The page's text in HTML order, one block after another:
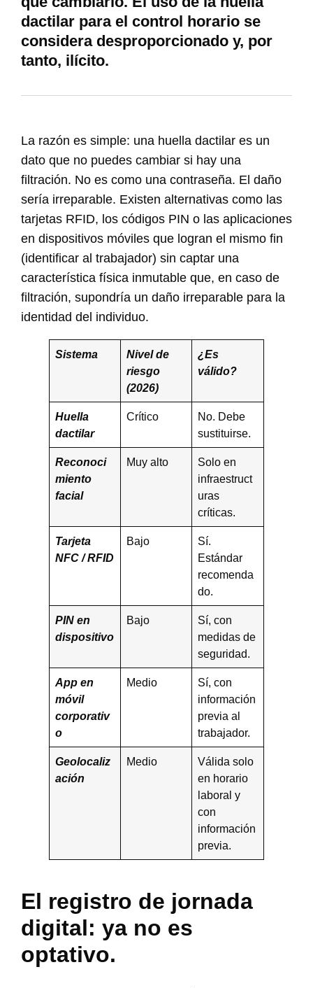
dactilar para el control horario se
considera desproporcionado y, por
tanto, ilícito.
La razón es simple: una huella dactilar es un
dato que no puedes cambiar si hay una
filtración. No es como una contraseña. El daño
sería irreparable. Existen alternativas como las
tarjetas RFID, los códigos PIN o las aplicaciones
en dispositivos móviles que logran el mismo fin
(identificar al trabajador) sin captar una
característica física inmutable que, en caso de
filtración, supondría un daño irreparable para la
identidad del individuo.
Sistema
Nivel de
riesgo
(2026)
¿Es
válido?
Huella
dactilar
Crítico
No. Debe
sustituirse.
Reconoci
miento
facial
Muy alto
Solo en
infraestruct
uras
críticas.
Tarjeta
NFC / RFID
Bajo
Sí.
Estándar
recomenda
do.
PIN en
dispositivo
Bajo
Sí, con
medidas de
seguridad.
App en
móvil
corporativ
o
Medio
Sí, con
información
previa al
trabajador.
Geolocaliz
ación
Medio
Válida solo
en horario
laboral y
con
información
previa.
El registro de jornada
digital: ya no es
optativo.